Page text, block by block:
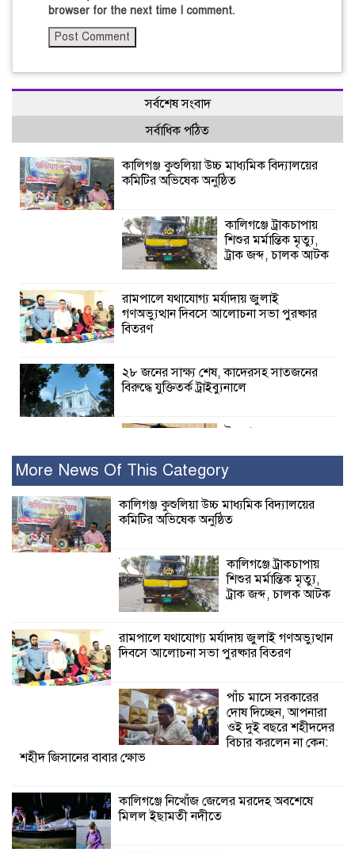
browser for the next time I comment.
সর্বশেষ সংবাদ
সর্বাধিক পঠিত
কালিগঞ্জ কুশুলিয়া উচ্চ মাধ্যমিক বিদ্যালয়ের
কমিটির অভিষেক অনুষ্ঠিত
কালিগঞ্জে ট্রাকচাপায়
শিশুর মর্মান্তিক মৃত্যু,
ট্রাক জব্দ, চালক আটক
রামপালে যথাযোগ্য মর্যাদায় জুলাই
গণঅভ্যুত্থান দিবসে আলোচনা সভা পুরষ্কার
বিতরণ
২৮ জনের সাক্ষ্য শেষ, কাদেরসহ সাতজনের
বিরুদ্ধে যুক্তিতর্ক ট্রাইব্যুনালে
ইসলামের সবচেয়ে
নুর
পাঁচ মাসে সরকারের দোষ দিচ্ছেন, আপনারা
কালিগঞ্জে নিখোঁজ জেলের মরদেহ অবশেষে
মিলল ইছামতী নদীতে
শ্রীউলা ইউনিয়ন
অনুষ্ঠিত
শ্যামনগরে জলবায়ু সহনশীল জনগোষ্ঠী গঠনে
প্রকল্পের অংশগ্রহণমূলক শিখন ও অভিজ্ঞতা
শ্যামনগরে বনবিভাগ ও সিএমসির সাথে
More News Of This Category
কালিগঞ্জ কুশুলিয়া উচ্চ মাধ্যমিক বিদ্যালয়ের
কমিটির অভিষেক অনুষ্ঠিত
কালিগঞ্জে ট্রাকচাপায়
শিশুর মর্মান্তিক মৃত্যু,
ট্রাক জব্দ, চালক আটক
রামপালে যথাযোগ্য মর্যাদায় জুলাই গণঅভ্যুত্থান
দিবসে আলোচনা সভা পুরষ্কার বিতরণ
পাঁচ মাসে সরকারের
দোষ দিচ্ছেন, আপনারা
ওই দুই বছরে শহীদদের
বিচার করলেন না কেন:
শহীদ জিসানের বাবার ক্ষোভ
কালিগঞ্জে নিখোঁজ জেলের মরদেহ অবশেষে
মিলল ইছামতী নদীতে